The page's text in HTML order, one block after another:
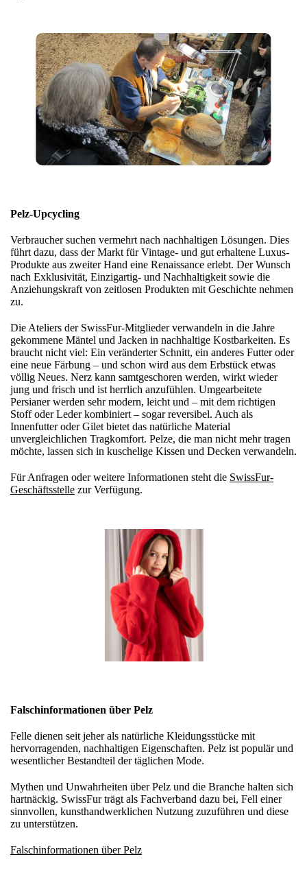
Pelz-Upcycling
Verbraucher suchen vermehrt nach nachhaltigen Lösungen. Dies
führt dazu, dass der Markt für Vintage- und gut erhaltene Luxus-
Produkte aus zweiter Hand eine Renaissance erlebt. Der Wunsch
nach Exklusivität, Einzigartig- und Nachhaltigkeit sowie die
Anziehungskraft von zeitlosen Produkten mit Geschichte nehmen
zu.
Die Ateliers der SwissFur-Mitglieder verwandeln in die Jahre
gekommene Mäntel und Jacken in nachhaltige Kostbarkeiten. Es
braucht nicht viel: Ein veränderter Schnitt, ein anderes Futter oder
eine neue Färbung – und schon wird aus dem Erbstück etwas
völlig Neues. Nerz kann samtgeschoren werden, wirkt wieder
jung und frisch und ist herrlich anzufühlen. Umgearbeitete
Persianer werden sehr modern, leicht und – mit dem richtigen
Stoff oder Leder kombiniert – sogar reversibel. Auch als
Innenfutter oder Gilet bietet das natürliche Material
unvergleichlichen Tragkomfort. Pelze, die man nicht mehr tragen
möchte, lassen sich in kuschelige Kissen und Decken verwandeln.
Für Anfragen oder weitere Informationen steht die SwissFur-
Geschäftsstelle zur Verfügung.
Falschinformationen über Pelz
Felle dienen seit jeher als natürliche Kleidungsstücke mit
hervorragenden, nachhaltigen Eigenschaften. Pelz ist populär und
wesentlicher Bestandteil der täglichen Mode.
Mythen und Unwahrheiten über Pelz und die Branche halten sich
hartnäckig. SwissFur trägt als Fachverband dazu bei, Fell einer
sinnvollen, kunsthandwerklichen Nutzung zuzuführen und diese
zu unterstützen.
Falschinformationen über Pelz